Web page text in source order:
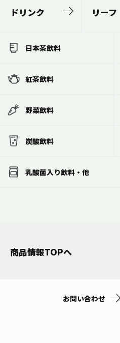
ドリンク リーフ
日本茶飲料
紅茶飲料
野菜飲料
炭酸飲料
乳酸菌入り飲料・他
商品情報TOPへ
お問い合わせ